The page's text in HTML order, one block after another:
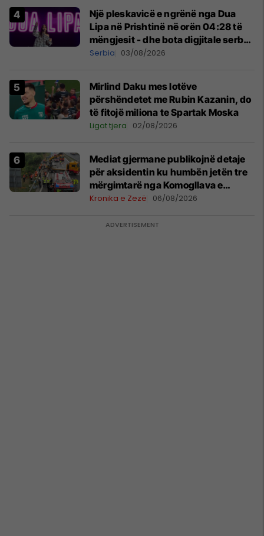
Një pleskavicë e ngrënë nga Dua
Lipa në Prishtinë në orën 04:28 të
mëngjesit - dhe bota digjitale serbe
shpall gjendjen e luftës
Serbia 03/08/2026
Mirlind Daku mes lotëve
përshëndetet me Rubin Kazanin, do
të fitojë miliona te Spartak Moska
Ligat tjera 02/08/2026
Mediat gjermane publikojnë detaje
për aksidentin ku humbën jetën tre
mërgimtarë nga Komogllava e
Ferizajt
Kronika e Zezë 06/08/2026